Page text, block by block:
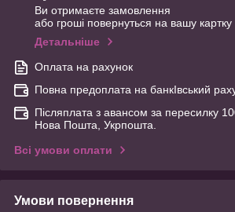
Ви отримаєте замовлення
або гроші повернуться на вашу картку
Детальніше
Оплата на рахунок
Повна предоплата на банкІвський
Післяплата з авансом за пересилку
Нова Пошта, Укрпошта.
Всі умови оплати
Умови повернення